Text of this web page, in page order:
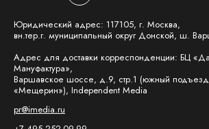
Юридический адрес: 117105, г. Москва,
вн.тер.г. муниципальный округ Донской, ш.
Адрес для доставки корреспонденции: БЦ
Мануфактура»,
Варшавское шоссе, д.9, стр.1 (южный подъезд
«Мещерин»), Independent Media
pr@imedia.ru